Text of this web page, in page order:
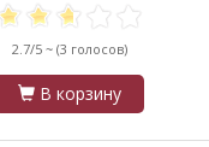
2.7/5 ~ (3 голосов)
В корзину